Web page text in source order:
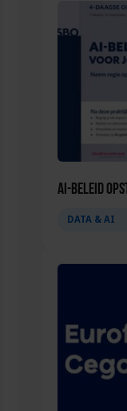
AI-beleid
DATA & AI